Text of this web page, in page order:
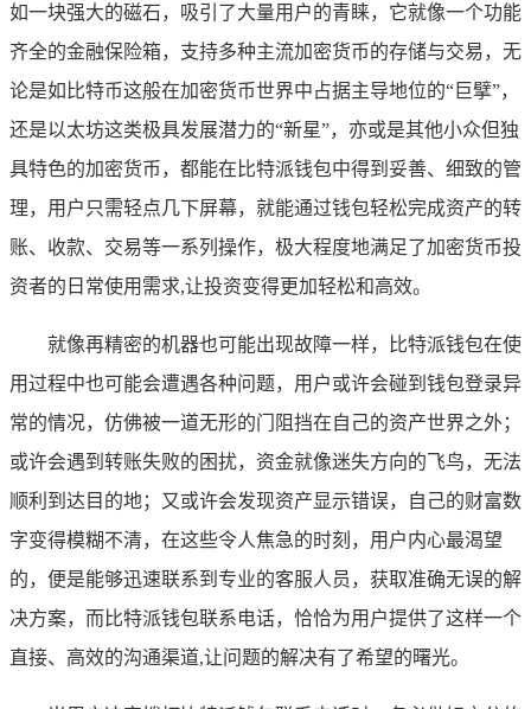
如一块强大的磁石，吸引了大量用户的青睐，它就像一个功能
齐全的金融保险箱，支持多种主流加密货币的存储与交易，无
论是如比特币这般在加密货币世界中占据主导地位的“巨擘”，
还是以太坊这类极具发展潜力的“新星”，亦或是其他小众但独
具特色的加密货币，都能在比特派钱包中得到妥善、细致的管
理，用户只需轻点几下屏幕，就能通过钱包轻松完成资产的转
账、收款、交易等一系列操作，极大程度地满足了加密货币投
资者的日常使用需求,让投资变得更加轻松和高效。
就像再精密的机器也可能出现故障一样，比特派钱包在使
用过程中也可能会遭遇各种问题，用户或许会碰到钱包登录异
常的情况，仿佛被一道无形的门阻挡在自己的资产世界之外；
或许会遇到转账失败的困扰，资金就像迷失方向的飞鸟，无法
顺利到达目的地；又或许会发现资产显示错误，自己的财富数
字变得模糊不清，在这些令人焦急的时刻，用户内心最渴望
的，便是能够迅速联系到专业的客服人员，获取准确无误的解
决方案，而比特派钱包联系电话，恰恰为用户提供了这样一个
直接、高效的沟通渠道,让问题的解决有了希望的曙光。